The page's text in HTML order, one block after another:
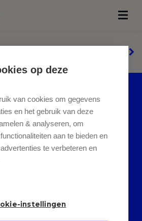
DIT PAND IS
SOLD
heeft in een
pand,
en blijf
aanbod.
op deze
van cookies om gegevens
en het gebruik van deze
& analyseren, om
aan te bieden en
te verbeteren en
instellingen